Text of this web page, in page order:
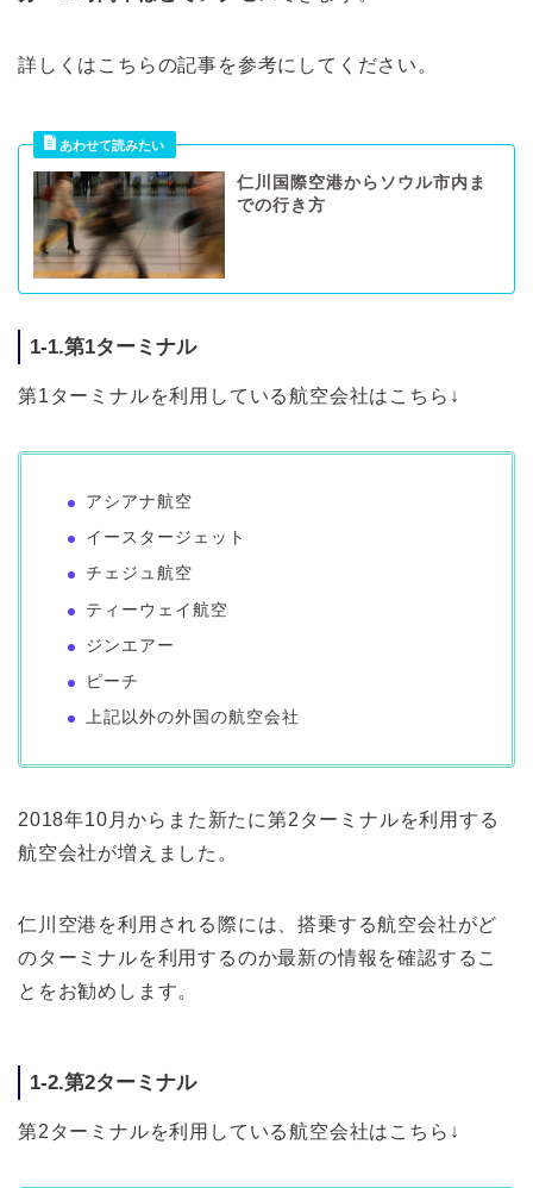
詳しくはこちらの記事を参考にしてください。
仁川国際空港からソウル市内ま
での行き方
1-1.第1ターミナル
第1ターミナルを利用している航空会社はこちら↓
アシアナ航空
イースタージェット
チェジュ航空
ティーウェイ航空
ジンエアー
ピーチ
上記以外の外国の航空会社
2018年10月からまた新たに第2ターミナルを利用する
航空会社が増えました。
仁川空港を利用される際には、搭乗する航空会社がど
のターミナルを利用するのか最新の情報を確認するこ
とをお勧めします。
1-2.第2ターミナル
第2ターミナルを利用している航空会社はこちら↓